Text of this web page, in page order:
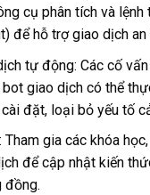
cụ phân tích và
để hỗ trợ giao dịch an
tự động: Các cố
giao dịch có thể
đặt, loại bỏ yếu tố
Tham gia các khóa
để cập nhật kiến
đồng.